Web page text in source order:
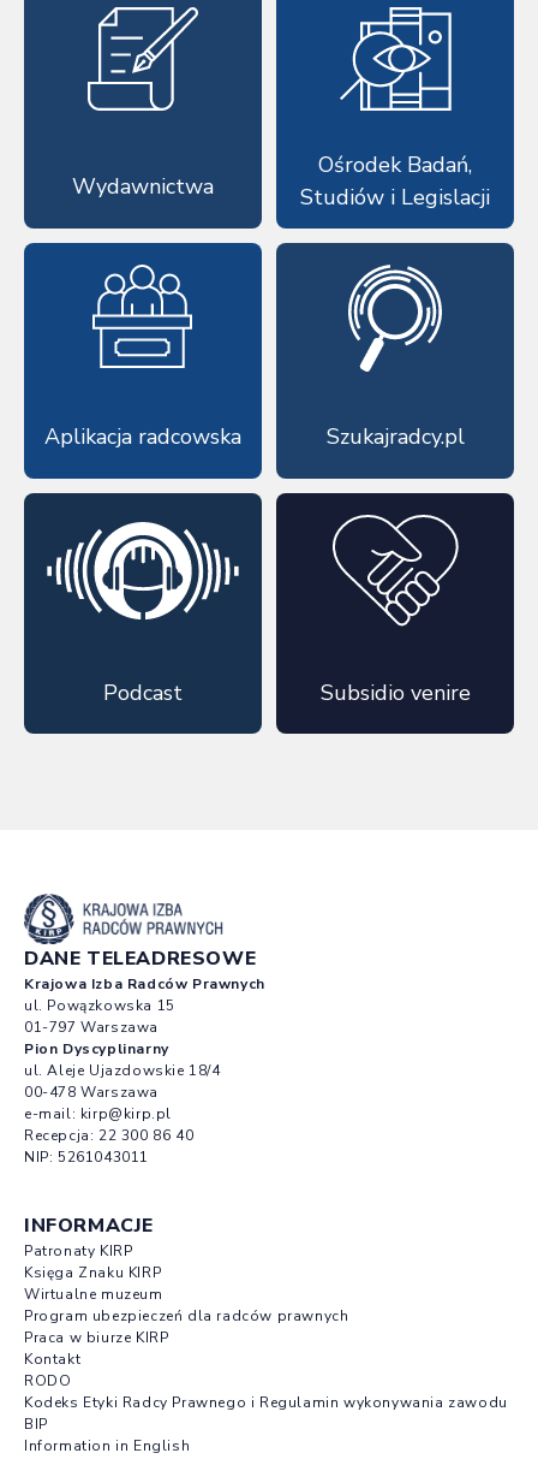
Wydawnictwa
Ośrodek Badań,
Studiów i Legislacji
Aplikacja radcowska Szukajradcy.pl
Podcast Subsidio venire
DANE TELEADRESOWE
Krajowa Izba Radców Prawnych
ul. Powązkowska 15
01-797 Warszawa
Pion Dyscyplinarny
ul. Aleje Ujazdowskie 18/4
00-478 Warszawa
e-mail: kirp@kirp.pl
Recepcja: 22 300 86 40
NIP: 5261043011
INFORMACJE
Patronaty KIRP
Księga Znaku KIRP
Wirtualne muzeum
Program ubezpieczeń dla radców prawnych
Praca w biurze KIRP
Kontakt
RODO
Kodeks Etyki Radcy Prawnego i Regulamin wykonywania zawodu
BIP
Information in English